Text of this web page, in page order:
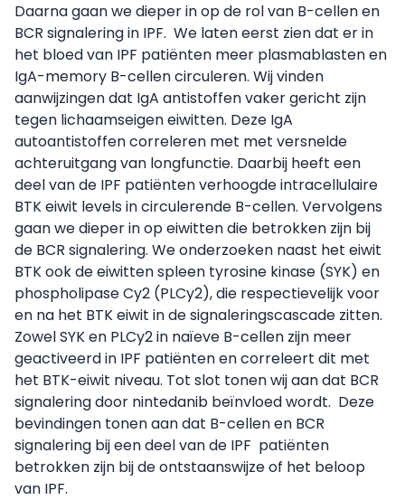
Daarna gaan we dieper in op de rol van B-cellen en
BCR signalering in IPF. We laten eerst zien dat er in
het bloed van IPF patiënten meer plasmablasten en
IgA-memory B-cellen circuleren. Wij vinden
aanwijzingen dat IgA antistoffen vaker gericht zijn
tegen lichaamseigen eiwitten. Deze IgA
autoantistoffen correleren met met versnelde
achteruitgang van longfunctie. Daarbij heeft een
deel van de IPF patiënten verhoogde intracellulaire
BTK eiwit levels in circulerende B-cellen. Vervolgens
gaan we dieper in op eiwitten die betrokken zijn bij
de BCR signalering. We onderzoeken naast het eiwit
BTK ook de eiwitten spleen tyrosine kinase (SYK) en
phospholipase Cy2 (PLCy2), die respectievelijk voor
en na het BTK eiwit in de signaleringscascade zitten.
Zowel SYK en PLCy2 in naïeve B-cellen zijn meer
geactiveerd in IPF patiënten en correleert dit met
het BTK-eiwit niveau. Tot slot tonen wij aan dat BCR
signalering door nintedanib beïnvloed wordt. Deze
bevindingen tonen aan dat B-cellen en BCR
signalering bij een deel van de IPF patiënten
betrokken zijn bij de ontstaanswijze of het beloop
van IPF.